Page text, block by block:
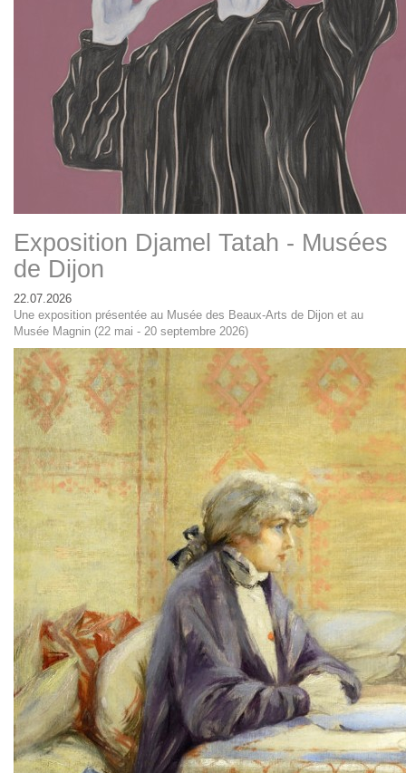
Exposition Djamel Tatah - Musées
de Dijon
22.07.2026
Une exposition présentée au Musée des Beaux-Arts de Dijon et au
Musée Magnin (22 mai - 20 septembre 2026)